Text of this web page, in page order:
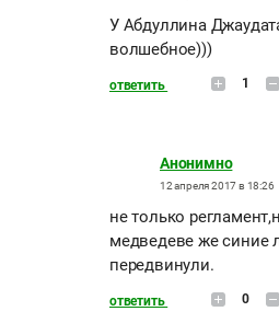
У Абдуллина
волшебное)))
ответить 1
Анонимно
12 апреля 2017 в 18:26
не только
медведеве же синие
передвинули.
ответить 0